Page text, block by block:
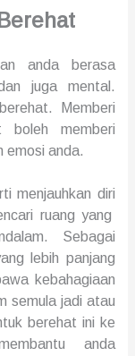
anda berasa
juga mental.
.
Memberi
boleh memberi
emosi anda.
menjauhkan diri
ruang yang
.
Sebagai
lebih panjang
kebahagiaan
semula jadi atau
berehat ini ke
anda